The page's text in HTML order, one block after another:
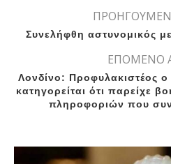
Συνελήφθη αστυνομικός
ΕΠΟΜΕΝΟ
Λονδίνο: Προφυλακιστέος
κατηγορείται ότι παρείχε
πληροφοριών που